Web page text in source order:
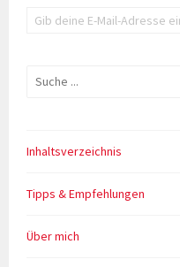
Suchen
Inhaltsverzeichnis
Tipps & Empfehlungen
Über mich